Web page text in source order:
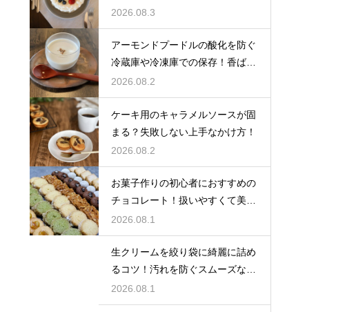
ザ
2026.08.3
アーモンドプードルの酸化を防ぐ
冷蔵庫や冷凍庫での保存！香ばし
い風味を保ってお菓子を美味しく
する
2026.08.2
ケーキ用のキャラメルソースが固
まる？失敗しない上手なかけ方！
2026.08.2
お菓子作りの初心者におすすめの
チョコレート！扱いやすくて美味
しい種類を紹介
2026.08.1
生クリームを絞り袋に綺麗に詰め
るコツ！汚れを防ぐスムーズな入
れ方
2026.08.1